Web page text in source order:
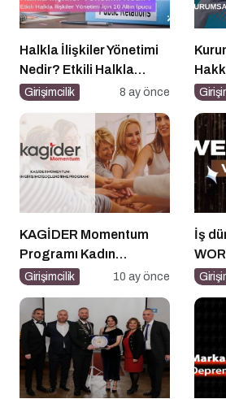
Halkla İlişkiler Yönetimi
Nedir? Etkili Halkla
İlişkiler Yönetimi İçin 10
Girişimcilik 8 ay önce
KAGİDER Momentum
Programı Kadın
Girişimcilerin Gücüne
Girişimcilik 10 ay önce
İş